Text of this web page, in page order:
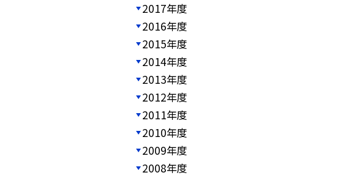
2017年度
2016年度
2015年度
2014年度
2013年度
2012年度
2011年度
2010年度
2009年度
2008年度